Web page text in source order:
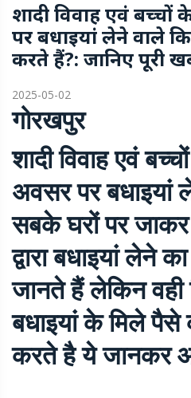
शादी विवाह एवं
पर बधाइयां लेने वाले
करते हैं?: जानिए पूरी
2025-05-02
गोरखपुर
शादी विवाह एवं
अवसर पर बधाइयां
सबके घरों पर
द्वारा बधाइयां लेने
जानते हैं लेकिन
बधाइयां के मिले पैसे
करते है ये जानकर